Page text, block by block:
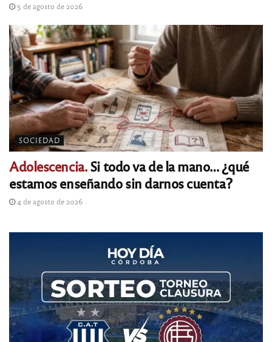
5 de agosto de 2026
SOCIEDAD
Adolescencia.Si todo va de la mano… ¿qué
estamos enseñando sin darnos cuenta?
4 de agosto de 2026